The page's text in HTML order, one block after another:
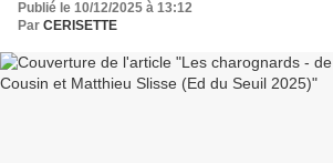
Publié le 10/12/2025 à 13:12
Par CERISETTE